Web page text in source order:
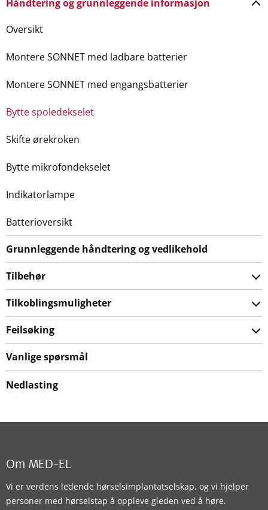
Håndtering og grunnleggende informasjon
Oversikt
Montere SONNET med ladbare batterier
Montere SONNET med engangsbatterier
Bytte spoledekselet
Skifte ørekroken
Bytte mikrofondekselet
Indikatorlampe
Batterioversikt
Grunnleggende håndtering og vedlikehold
Tilbehør
Tilkoblingsmuligheter
Feilsøking
Vanlige spørsmål
Nedlasting
Om MED-EL
Vi er verdens ledende hørselsimplantatselskap, og vi hjelper
personer med hørselstap å oppleve gleden ved å høre.